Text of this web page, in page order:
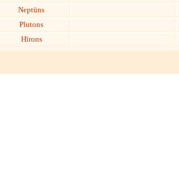
Neptūns
Plutons
Hīrons